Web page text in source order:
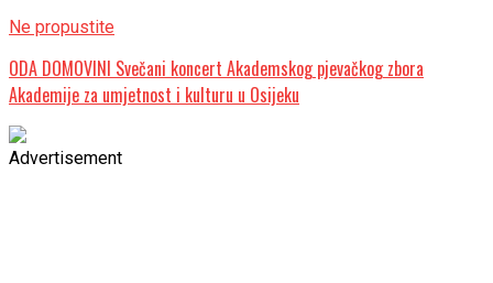
Ne propustite
ODA DOMOVINI Svečani koncert Akademskog pjevačkog zbora
Akademije za umjetnost i kulturu u Osijeku
Advertisement